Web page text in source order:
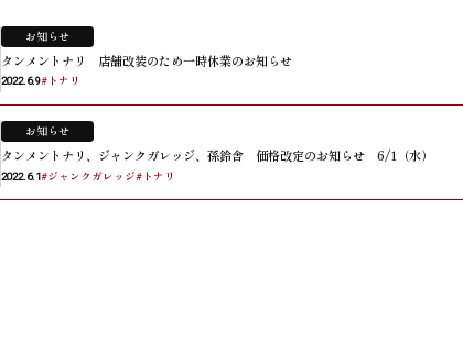
お知らせ
タンメントナリ 店舗改装のため一時休業のお知らせ
2022.6.9#トナリ
お知らせ
タンメントナリ、ジャンクガレッジ、孫鈴舎 価格改定のお知らせ 6/1（水）
2022.6.1#ジャンクガレッジ#トナリ